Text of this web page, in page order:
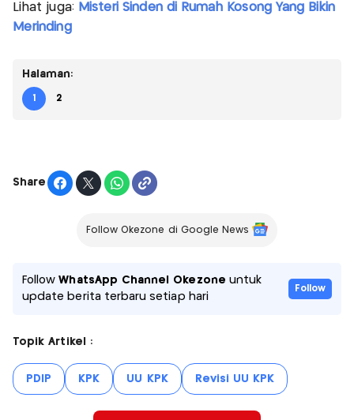
Lihat juga: Misteri Sinden di Rumah Kosong Yang Bikin
Merinding
Halaman:
1 2
Share
Follow Okezone di Google News
FollowWhatsApp Channel Okezone untuk
update berita terbaru setiap hari
Follow
Topik Artikel :
PDIP KPK UU KPK Revisi UU KPK